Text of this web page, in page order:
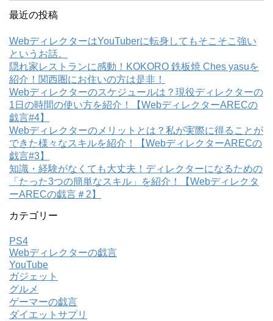
最近の投稿
WebディレクターはYouTuberに転身してもそこそこ強い
というお話。
隠れ家レストランに感動！KOKORO 鉄板焼 Ches yasuを
紹介！関西圏にお住いの方は是非！
Webディレクターのスケジュールは？現役ディレクターの
1日の時間の使い方を紹介！【WebディレクターARECの
戯言#4】
Webディレクターのメリットとは？私が実際に得ることが
できた様々なスキルを紹介！【WebディレクターARECの
戯言#3】
知識・経験がなくても大丈夫！ディレクターになるための
「たった3つの簡単なスキル」を紹介！【Webディレクタ
ーARECの戯言＃2】
カテゴリー
PS4
Webディレクターの戯言
YouTube
ガジェット
グルメ
ゲーマーの戯言
ダイエットサプリ